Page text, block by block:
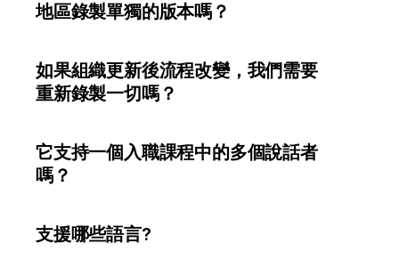
地區錄製單獨的版本嗎？
如果組織更新後流程改變，我們需要
重新錄製一切嗎？
它支持一個入職課程中的多個說話者
嗎？